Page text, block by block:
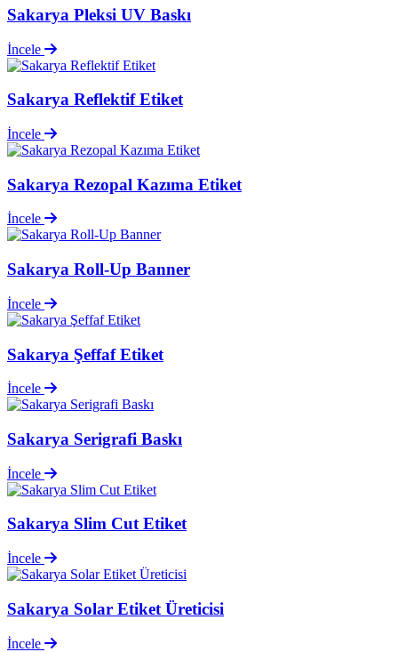
Sakarya Pleksi UV Baskı
İncele
Sakarya Reflektif Etiket
İncele
Sakarya Rezopal Kazıma Etiket
İncele
Sakarya Roll-Up Banner
İncele
Sakarya Şeffaf Etiket
İncele
Sakarya Serigrafi Baskı
İncele
Sakarya Slim Cut Etiket
İncele
Sakarya Solar Etiket Üreticisi
İncele